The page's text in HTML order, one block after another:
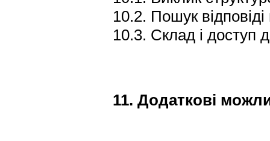
10.2. Пошук
10.3. Склад і доступ
11. Додаткові